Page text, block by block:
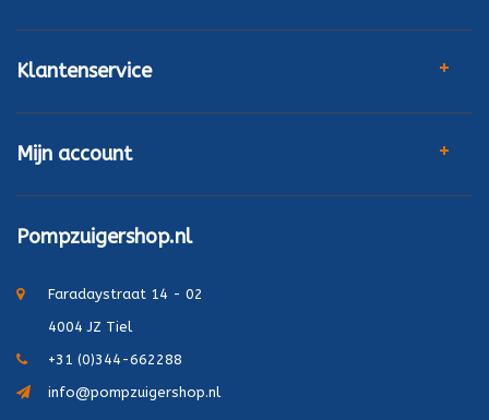
Klantenservice
Mijn account
Pompzuigershop.nl
Faradaystraat 14 - 02
4004 JZ Tiel
+31 (0)344-662288
info@pompzuigershop.nl